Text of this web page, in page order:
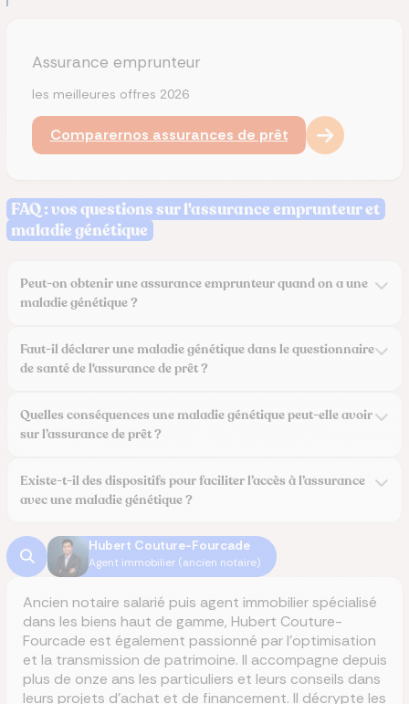
Assurance emprunteur
les meilleures offres 2026
Comparernos assurances de prêt
FAQ : vos questions sur l'assurance emprunteur et
maladie génétique
Peut-on obtenir une assurance emprunteur quand on a une
maladie génétique ?
Faut-il déclarer une maladie génétique dans le questionnaire
de santé de l'assurance de prêt ?
Quelles conséquences une maladie génétique peut-elle avoir
sur l’assurance de prêt ?
Existe-t-il des dispositifs pour faciliter l’accès à l’assurance
avec une maladie génétique ?
Hubert Couture-Fourcade
Agent immobilier (ancien notaire)
Ancien notaire salarié puis agent immobilier spécialisé
dans les biens haut de gamme, Hubert Couture-
Fourcade est également passionné par l'optimisation
et la transmission de patrimoine. Il accompagne depuis
plus de onze ans les particuliers et leurs conseils dans
leurs projets d’achat et de financement. Il décrypte les